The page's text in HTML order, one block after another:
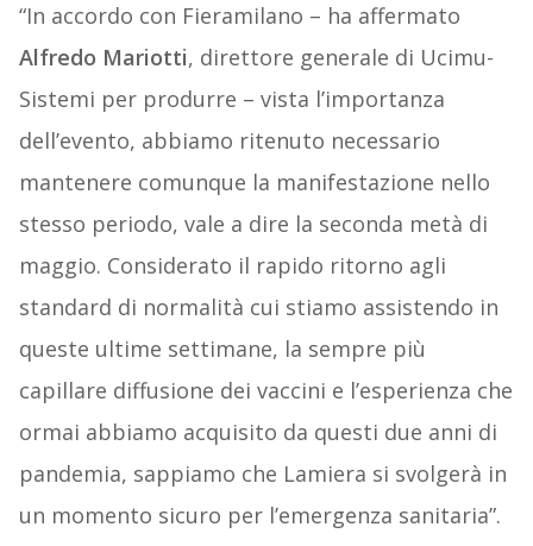
“In accordo con Fieramilano – ha affermato
Alfredo Mariotti, direttore generale di Ucimu-
Sistemi per produrre – vista l’importanza
dell’evento, abbiamo ritenuto necessario
mantenere comunque la manifestazione nello
stesso periodo, vale a dire la seconda metà di
maggio. Considerato il rapido ritorno agli
standard di normalità cui stiamo assistendo in
queste ultime settimane, la sempre più
capillare diffusione dei vaccini e l’esperienza che
ormai abbiamo acquisito da questi due anni di
pandemia, sappiamo che Lamiera si svolgerà in
un momento sicuro per l’emergenza sanitaria”.